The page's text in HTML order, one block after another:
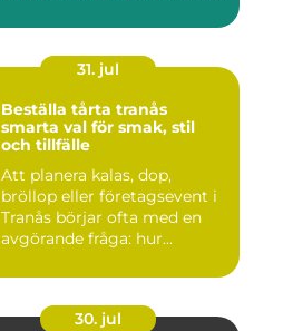
31. jul
Beställa tårta tranås
smarta val för smak, stil
och tillfälle
Att planera kalas, dop,
bröllop eller företagsevent i
Tranås börjar ofta med en
avgörande fråga: hur...
30. jul